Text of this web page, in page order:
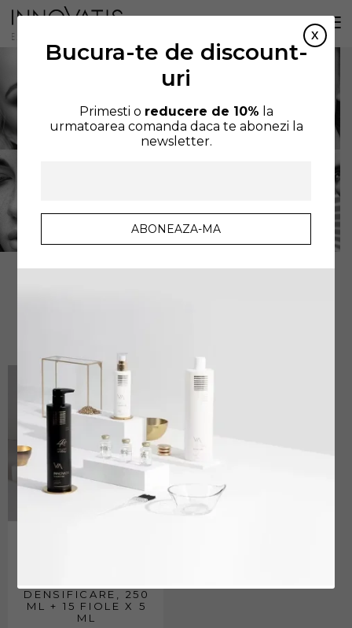
DENSIFICARE, 250
ML + 15 FIOLE X 5
ML
Bucura-te de discount-
uri
Primesti o reducere de 10% la
urmatoarea comanda daca te abonezi la
newsletter.